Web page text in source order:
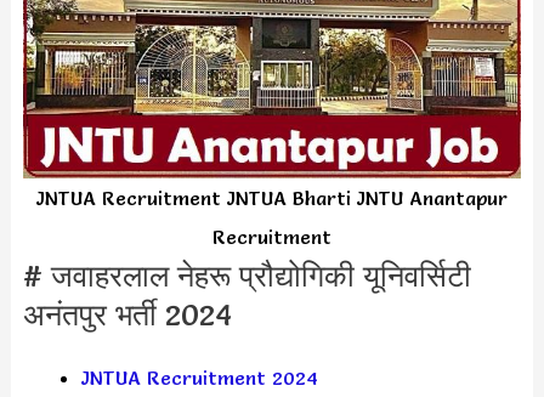
JNTUA Recruitment JNTUA Bharti JNTU Anantapur
Recruitment
# जवाहरलाल नेहरू प्रौद्योगिकी यूनिवर्सिटी
अनंतपुर भर्ती 2024
JNTUA Recruitment 2024